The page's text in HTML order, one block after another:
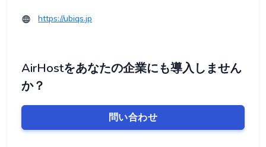
https://ubiqs.jp
AirHostをあなたの企業にも導入しません
か？
問い合わせ